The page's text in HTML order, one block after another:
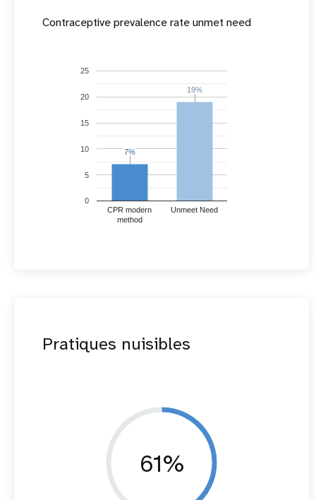
Contraceptive prevalence rate unmet need
CPR modern
method
Unmeet Need
0
5
10
15
20
25
7%
7%
19%
19%
Pratiques nuisibles
61%